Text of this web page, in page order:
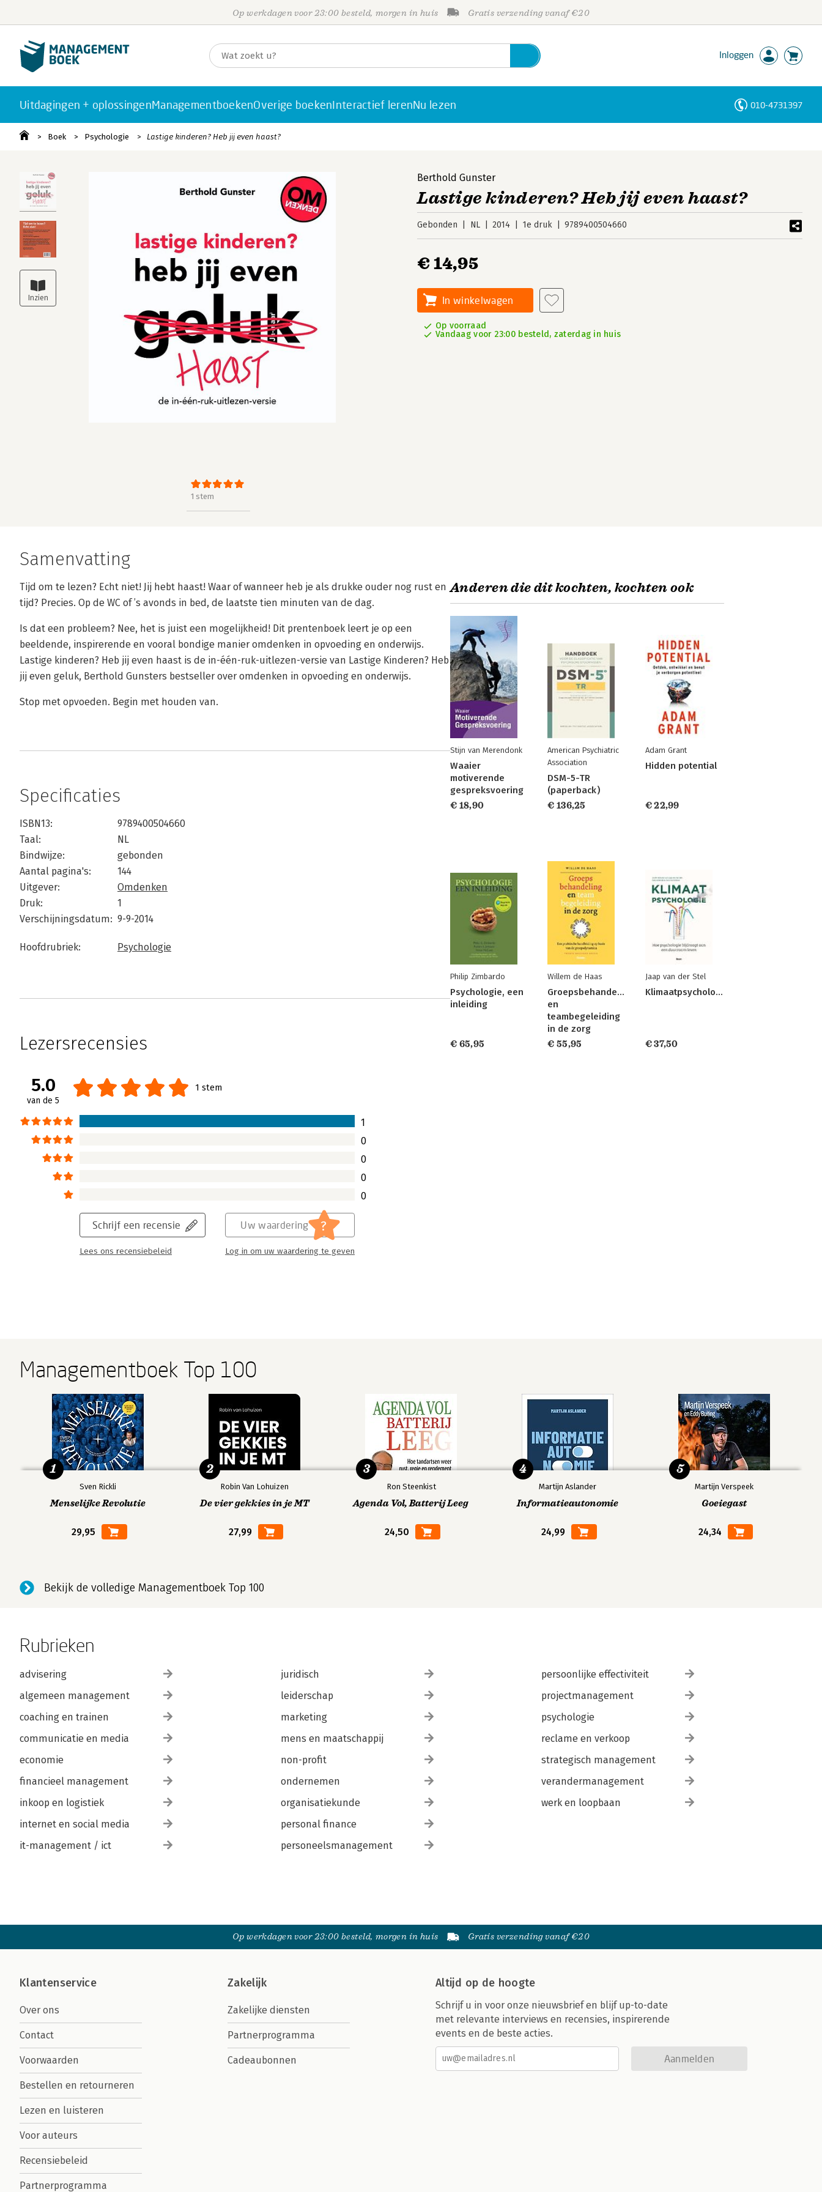
Op werkdagen voor 23:00 besteld, morgen in huis Gratis verzending vanaf €20
Inloggen
Uitdagingen + oplossingenManagementboekenOverige boekenInteractief lerenNu lezen 010-4731397
Boek Psychologie Lastige kinderen? Heb jij even haast?
1 stem
Berthold Gunster
Lastige kinderen? Heb jij even haast?
Gebonden NL 2014 1e druk 9789400504660
€ 14,95
In winkelwagen
Op voorraad
Vandaag voor 23:00 besteld, zaterdag in huis
Samenvatting
Tijd om te lezen? Echt niet! Jij hebt haast! Waar of wanneer heb je als drukke ouder nog rust en
tijd? Precies. Op de WC of ’s avonds in bed, de laatste tien minuten van de dag.
Is dat een probleem? Nee, het is juist een mogelijkheid! Dit prentenboek leert je op een
beeldende, inspirerende en vooral bondige manier omdenken in opvoeding en onderwijs.
Lastige kinderen? Heb jij even haast is de in-één-ruk-uitlezen-versie van Lastige Kinderen? Heb
jij even geluk, Berthold Gunsters bestseller over omdenken in opvoeding en onderwijs.
Stop met opvoeden. Begin met houden van.
Specificaties
ISBN13:
9789400504660
Taal:
NL
Bindwijze:
gebonden
Aantal pagina's:
144
Uitgever:
Omdenken
Druk:
1
Verschijningsdatum: 9-9-2014
Hoofdrubriek: Psychologie
Lezersrecensies
5.0
van de 5
1 stem
1
0
0
0
0
Schrijf een recensie
Lees ons recensiebeleid
Uw waardering ?
Log in om uw waardering te geven
Anderen die dit kochten, kochten ook
Stijn van Merendonk
Waaier
motiverende
gespreksvoering
€ 18,90
American Psychiatric
Association
DSM-5-TR
(paperback)
€ 136,25
Adam Grant
Hidden potential
€ 22,99
Philip Zimbardo
Psychologie, een
inleiding
€ 65,95
Willem de Haas
Groepsbehandeling
en
teambegeleiding
in de zorg
€ 55,95
Jaap van der Stel
Klimaatpsychologie
€ 37,50
Managementboek Top 100
Sven Rickli
Menselijke Revolutie
29,95
1
Robin Van Lohuizen
De vier gekkies in je MT
27,99
2
Ron Steenkist
Agenda Vol, Batterij Leeg
24,50
3
Martijn Aslander
Informatieautonomie
24,99
4
Martijn Verspeek
Goeiegast
24,34
5
Bekijk de volledige Managementboek Top 100
Rubrieken
advisering
algemeen management
coaching en trainen
communicatie en media
economie
financieel management
inkoop en logistiek
internet en social media
it-management / ict
juridisch
leiderschap
marketing
mens en maatschappij
non-profit
ondernemen
organisatiekunde
personal finance
personeelsmanagement
persoonlijke effectiviteit
projectmanagement
psychologie
reclame en verkoop
strategisch management
verandermanagement
werk en loopbaan
Op werkdagen voor 23:00 besteld, morgen in huis Gratis verzending vanaf €20
Klantenservice
Over ons
Contact
Voorwaarden
Bestellen en retourneren
Lezen en luisteren
Voor auteurs
Recensiebeleid
Partnerprogramma
Zakelijk
Zakelijke diensten
Partnerprogramma
Cadeaubonnen
Altijd op de hoogte
Schrijf u in voor onze nieuwsbrief en blijf up-to-date
met relevante interviews en recensies, inspirerende
events en de beste acties.
Aanmelden
Personen